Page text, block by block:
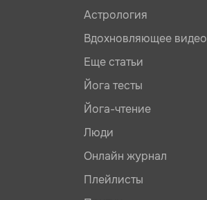
Астрология
Вдохновляющее видео
Еще статьи
Йога тесты
Йога-чтение
Люди
Онлайн журнал
Плейлисты